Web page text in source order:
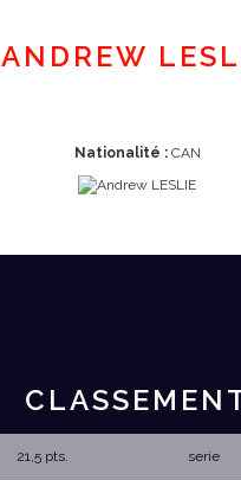
ANDREW
Nationalité :CAN
21,5 pts. serie